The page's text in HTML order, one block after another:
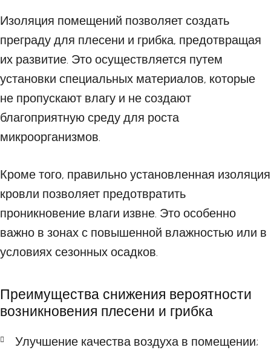
Изоляция помещений позволяет создать
преграду для плесени и грибка, предотвращая
их развитие. Это осуществляется путем
установки специальных материалов, которые
не пропускают влагу и не создают
благоприятную среду для роста
микроорганизмов.
Кроме того, правильно установленная изоляция
кровли позволяет предотвратить
проникновение влаги извне. Это особенно
важно в зонах с повышенной влажностью или в
условиях сезонных осадков.
Преимущества снижения вероятности
возникновения плесени и грибка
Улучшение качества воздуха в помещении;